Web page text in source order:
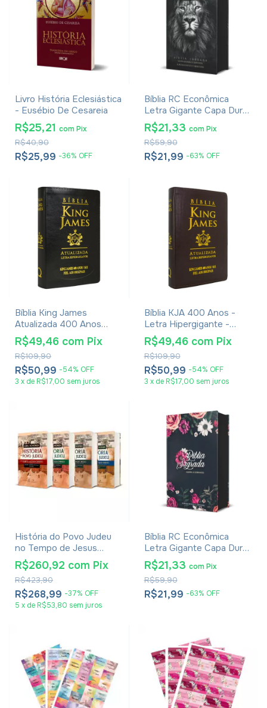
Livro História Eclesiástica
- Eusébio De Cesareia
R$25,99 -36% OFF
R$40,90
R$25,21 comPix
Bíblia RC Econômica
Letra Gigante Capa Dura
Com Harpa E Corinhos
Leão Rei dos Reis
R$21,99 -63% OFF
R$59,90
R$21,33 com Pix
Bíblia King James
Atualizada 400 Anos
Letra Hipergigante -
Média Luxo Preta
R$50,99 -54% OFF
R$109,90
R$49,46 com Pix
3 x de R$17,00 sem juros
Bíblia KJA 400 Anos -
Letra Hipergigante -
Capa Luxo Marrom
R$50,99 -54% OFF
R$109,90
R$49,46 com Pix
3 x de R$17,00 sem juros
História do Povo Judeu
no Tempo de Jesus
Cristo - Emil Schürer -
Coleção Completa Vol. 1
ao 4
R$268,99 -37% OFF
R$423,90
R$260,92 com Pix
5 x de R$53,80 sem juros
Bíblia RC Econômica
Letra Gigante Capa Dura
Com Harpa E Corinhos
Flores Pink
R$21,99 -63% OFF
R$59,90
R$21,33 com Pix